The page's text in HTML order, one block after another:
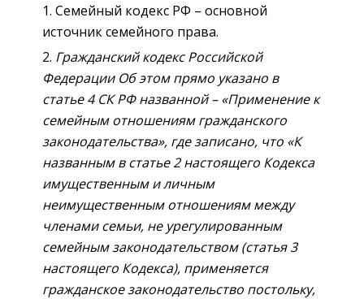
Семейный кодекс РФ – основной
источник семейного права.
Гражданский кодекс Российской
Федерации Об этом прямо указано в
статье 4 СК РФ названной – «Применение к
семейным отношениям гражданского
законодательства», где записано, что «К
названным в статье 2 настоящего Кодекса
имущественным и личным
неимущественным отношениям между
членами семьи, не урегулированным
семейным законодательством (статья 3
настоящего Кодекса), применяется
гражданское законодательство постольку,